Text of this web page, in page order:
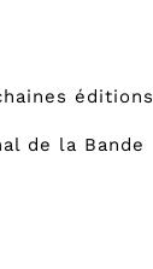
éditions
de la Bande